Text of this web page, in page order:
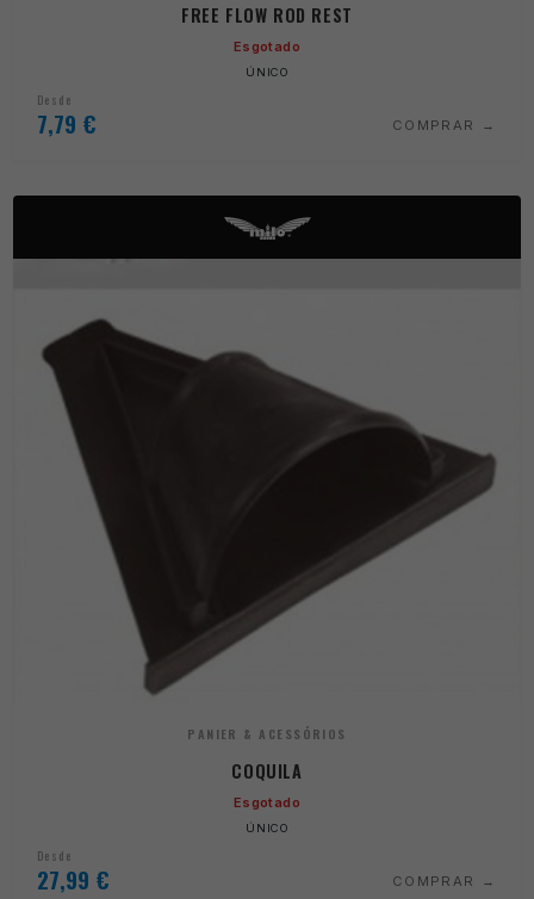
FREE FLOW ROD REST
Esgotado
ÚNICO
Desde
7,79 € COMPRAR
PANIER & ACESSÓRIOS
COQUILA
Esgotado
ÚNICO
Desde
27,99 € COMPRAR